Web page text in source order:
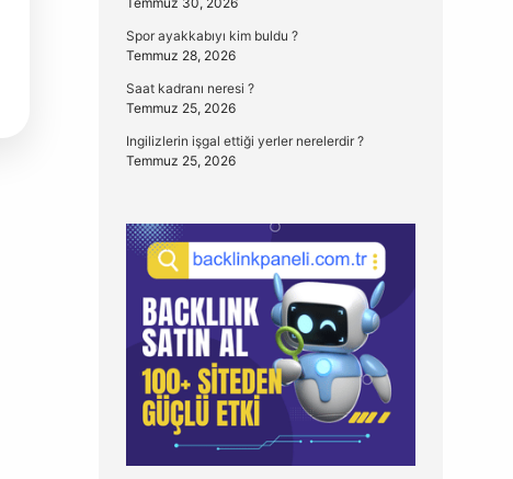
Spor ayakkabıyı kim buldu ?
Temmuz 28, 2026
Saat kadranı neresi ?
Temmuz 25, 2026
Ingilizlerin işgal ettiği yerler nerelerdir ?
Temmuz 25, 2026